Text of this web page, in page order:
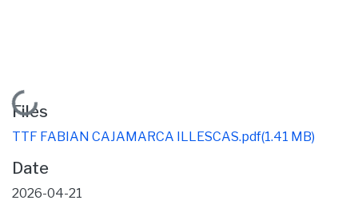
Loading...
Files
TTF FABIAN CAJAMARCA ILLESCAS.pdf(1.41 MB)
Date
2026-04-21